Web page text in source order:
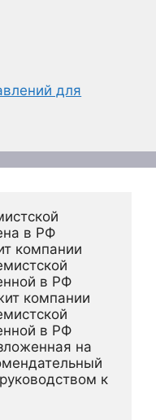
для
в РФ
компании
в РФ
компании
в РФ
на
к